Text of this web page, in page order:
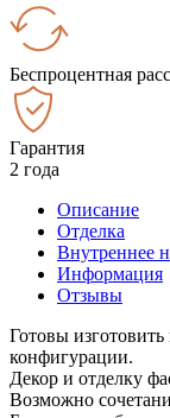
Беспроцентная
Гарантия
2 года
Описание
Отделка
Внутреннее
Информация
Отзывы
Готовы
конфигурации.
Декор и отделку
Возможно